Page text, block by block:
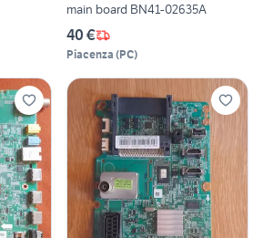
main board BN41-02635A
40 €
Piacenza (PC)